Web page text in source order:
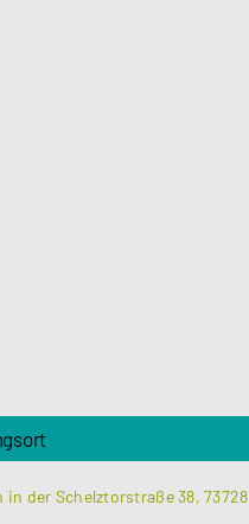
in der Schelztorstraße 38, 73728